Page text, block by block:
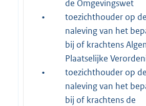
de Omgevingswet
•
toezichthouder op de
naleving van het
bij of krachtens
Plaatselijke
•
toezichthouder op de
naleving van het
bij of krachtens de